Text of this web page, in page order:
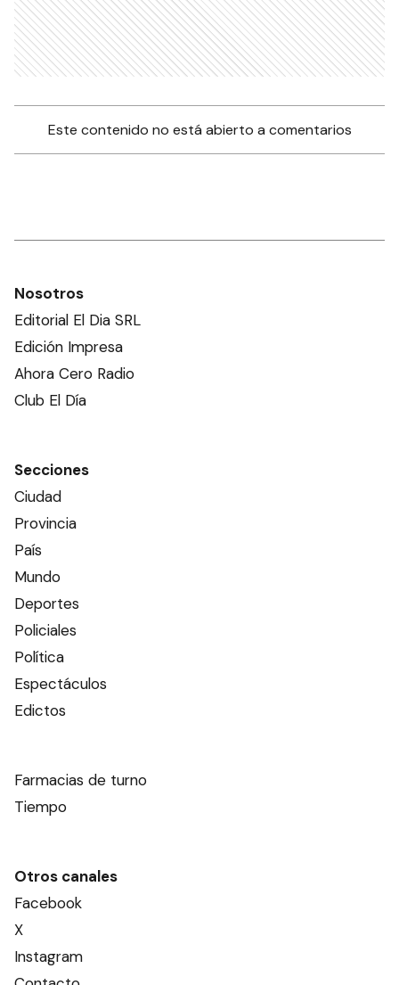
Este contenido no está abierto a comentarios
Nosotros
Editorial El Dia SRL
Edición Impresa
Ahora Cero Radio
Club El Día
Secciones
Ciudad
Provincia
País
Mundo
Deportes
Policiales
Política
Espectáculos
Edictos
Farmacias de turno
Tiempo
Otros canales
Facebook
X
Instagram